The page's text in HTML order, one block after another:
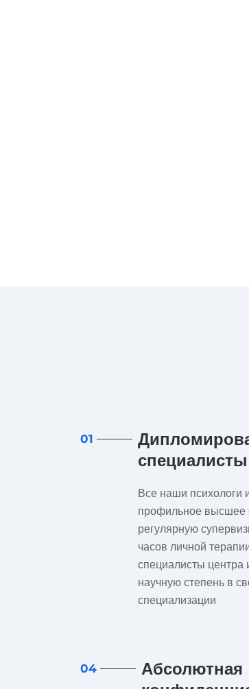
01
специалисты
Все наши психологи
профильное высшее
регулярную
часов личной
специалисты центра
научную степень в
специализации
04
Абсолютная